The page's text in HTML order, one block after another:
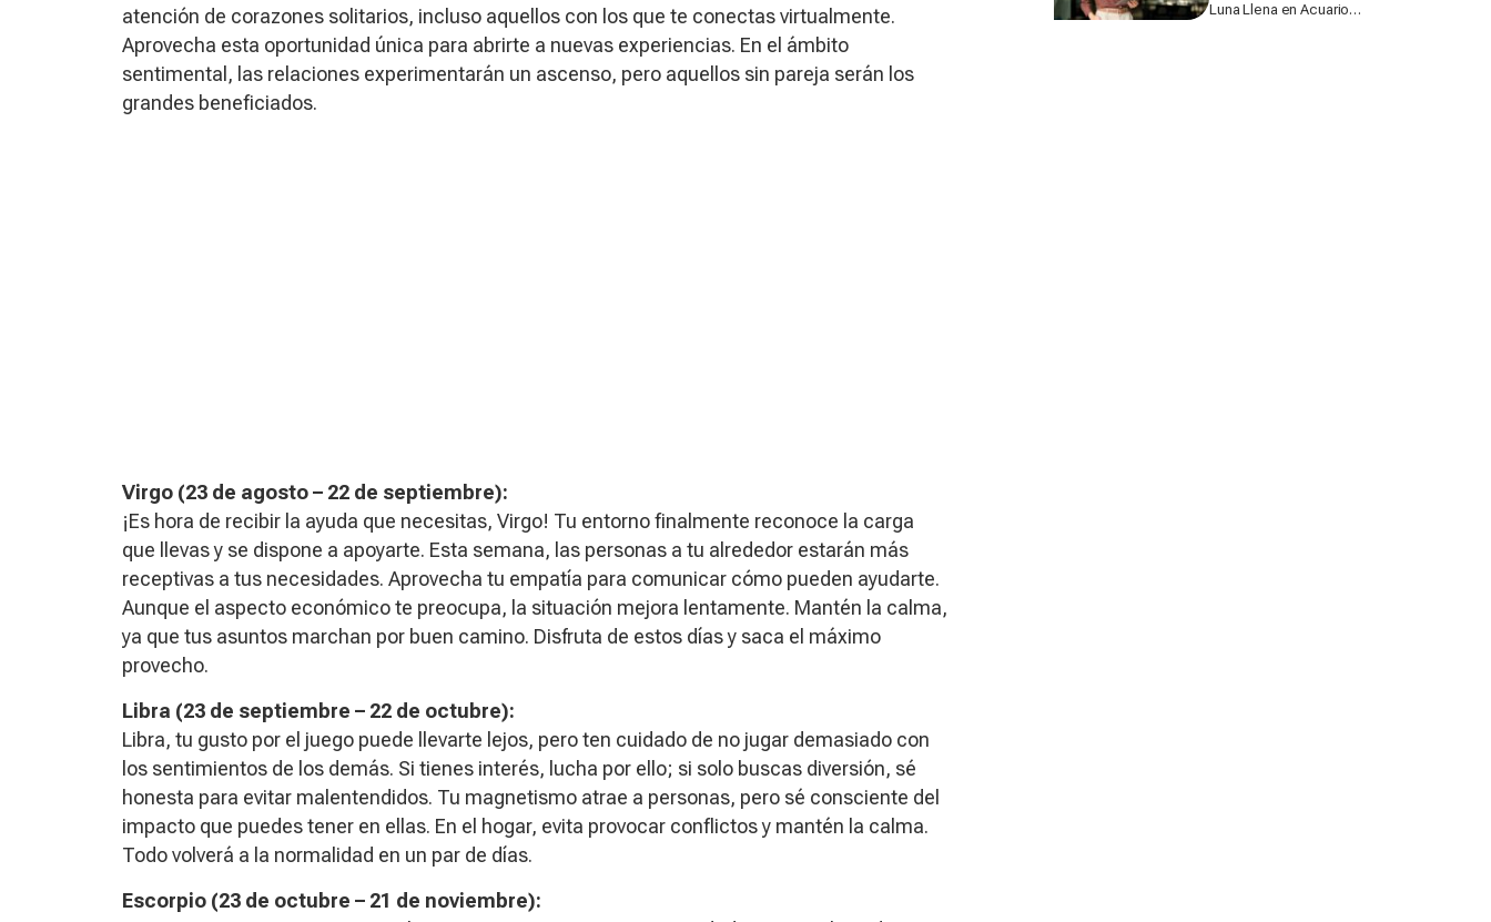
atención de corazones solitarios, incluso aquellos con los que te conectas virtualmente.
Aprovecha esta oportunidad única para abrirte a nuevas experiencias. En el ámbito
sentimental, las relaciones experimentarán un ascenso, pero aquellos sin pareja serán los
grandes beneficiados.
Virgo (23 de agosto – 22 de septiembre):
¡Es hora de recibir la ayuda que necesitas, Virgo! Tu entorno finalmente reconoce la carga
que llevas y se dispone a apoyarte. Esta semana, las personas a tu alrededor estarán más
receptivas a tus necesidades. Aprovecha tu empatía para comunicar cómo pueden ayudarte.
Aunque el aspecto económico te preocupa, la situación mejora lentamente. Mantén la calma,
ya que tus asuntos marchan por buen camino. Disfruta de estos días y saca el máximo
provecho.
Libra (23 de septiembre – 22 de octubre):
Libra, tu gusto por el juego puede llevarte lejos, pero ten cuidado de no jugar demasiado con
los sentimientos de los demás. Si tienes interés, lucha por ello; si solo buscas diversión, sé
honesta para evitar malentendidos. Tu magnetismo atrae a personas, pero sé consciente del
impacto que puedes tener en ellas. En el hogar, evita provocar conflictos y mantén la calma.
Todo volverá a la normalidad en un par de días.
Escorpio (23 de octubre – 21 de noviembre):
Luna Llena en Acuario